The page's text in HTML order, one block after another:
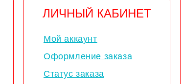
ЛИЧНЫЙ КАБИНЕТ
Мой аккаунт
Оформление заказа
Статус заказа